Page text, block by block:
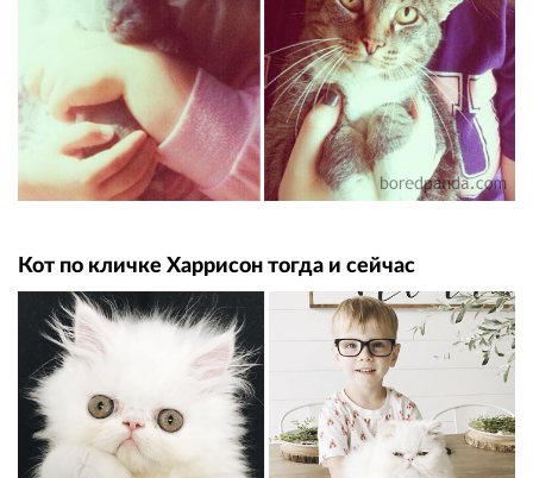
Кот по кличке Харрисон тогда и сейчас